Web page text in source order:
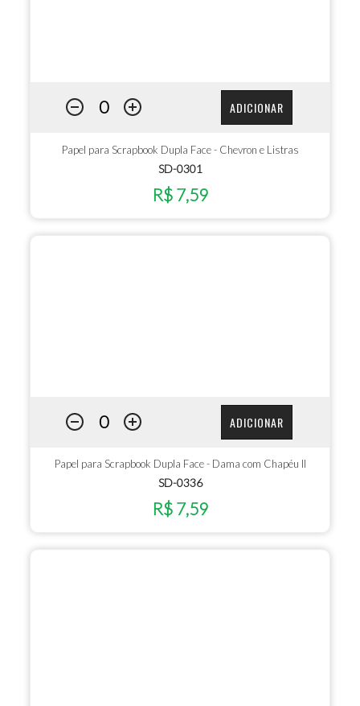
ADICIONAR
Papel para Scrapbook Dupla Face - Chevron e Listras
SD-0301
R$ 7,59
ADICIONAR
Papel para Scrapbook Dupla Face - Dama com Chapéu II
SD-0336
R$ 7,59